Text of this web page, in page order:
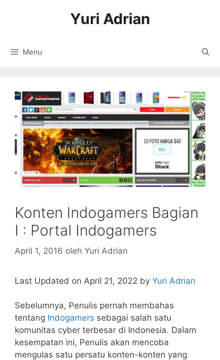
Yuri Adrian
Menu
Konten Indogamers Bagian
I : Portal Indogamers
April 1, 2016 oleh Yuri Adrian
Last Updated on April 21, 2022 by Yuri Adrian
Sebelumnya, Penulis pernah membahas
tentang Indogamers sebagai salah satu
komunitas cyber terbesar di Indonesia. Dalam
kesempatan ini, Penulis akan mencoba
mengulas satu persatu konten-konten yang